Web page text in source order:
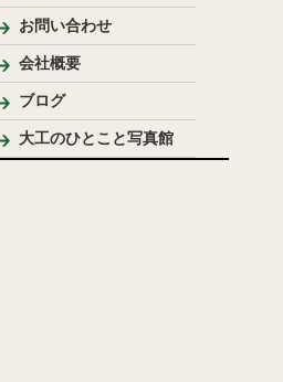
お問い合わせ
会社概要
代表プロフィール
ブログ
大工のひとこと写真館